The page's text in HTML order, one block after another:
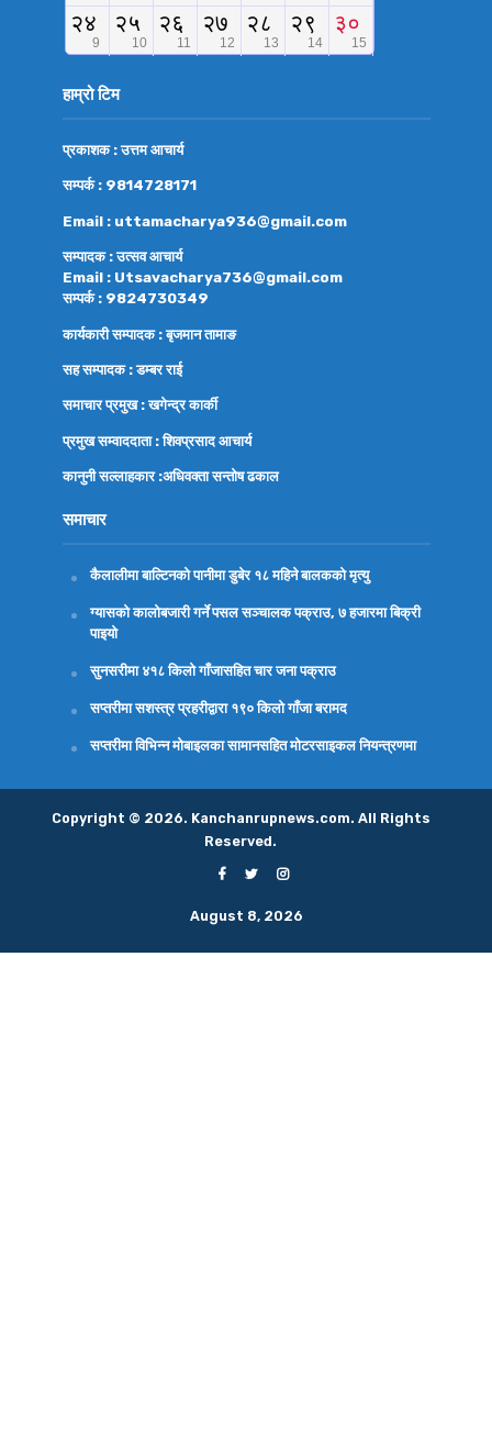
हाम्रो टिम
प्रकाशक : उत्तम आचार्य
सम्पर्क : 9814728171
Email : uttamacharya936@gmail.com
सम्पादक : उत्सव आचार्य
Email : Utsavacharya736@gmail.com
सम्पर्क : 9824730349
कार्यकारी सम्पादक : बृजमान तामाङ
सह सम्पादक : डम्बर राई
समाचार प्रमुख : खगेन्द्र कार्की
प्रमुख सम्वाददाता : शिवप्रसाद आचार्य
कानुनी सल्लाहकार :अधिवक्तासन्तोष ढकाल
समाचार
कैलालीमा बाल्टिनको पानीमा डुबेर १८ महिने बालकको मृत्यु
ग्यासको कालोबजारी गर्ने पसल सञ्चालक पक्राउ, ७ हजारमा बिक्री
पाइयो
सुनसरीमा ४१८ किलो गाँजासहित चार जना पक्राउ
सप्तरीमा सशस्त्र प्रहरीद्वारा १९० किलो गाँजा बरामद
सप्तरीमा विभिन्न मोबाइलका सामानसहित मोटरसाइकल नियन्त्रणमा
Copyright © 2026. Kanchanrupnews.com. All Rights
Reserved.
August 8, 2026